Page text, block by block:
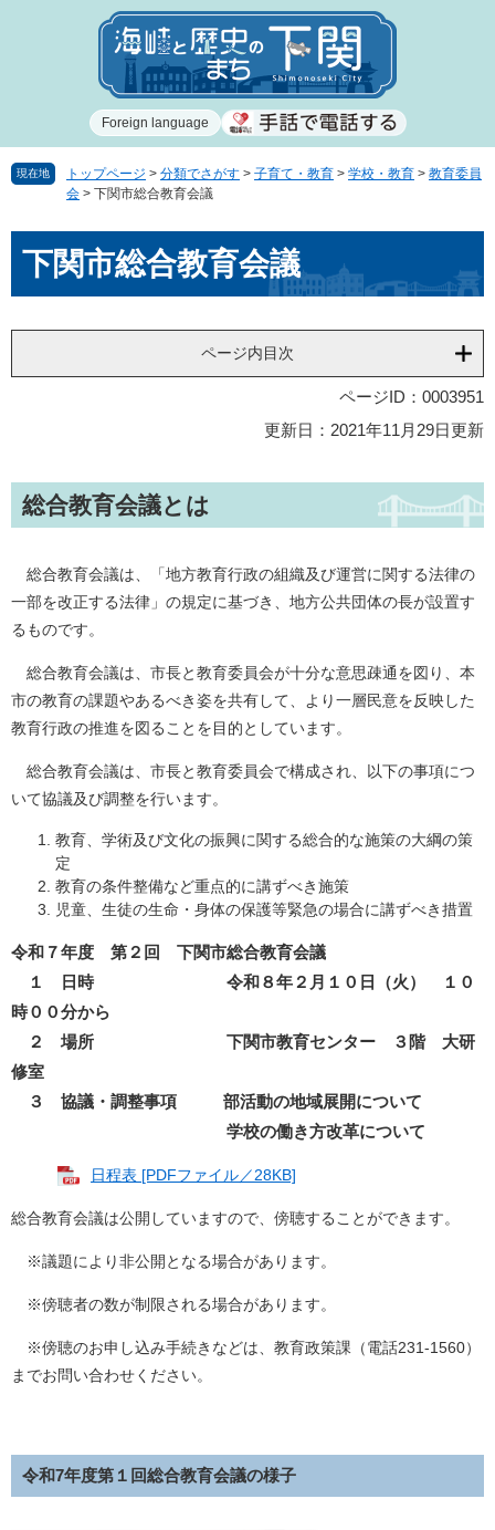
で
ば
Foreign language
現在地 トップページ > 分類でさがす > 子育て・教育 > 学校・教育 > 教育委員
会 > 下関市総合教育会議
下関市総合教育会議
ページ内目次
ページID：0003951
更新日：2021年11月29日更新
総合教育会議とは
総合教育会議は、「地方教育行政の組織及び運営に関する法律の
一部を改正する法律」の規定に基づき、地方公共団体の長が設置す
るものです。
総合教育会議は、市長と教育委員会が十分な意思疎通を図り、本
市の教育の課題やあるべき姿を共有して、より一層民意を反映した
教育行政の推進を図ることを目的としています。
総合教育会議は、市長と教育委員会で構成され、以下の事項につ
いて協議及び調整を行います。
教育、学術及び文化の振興に関する総合的な施策の大綱の策
定
教育の条件整備など重点的に講ずべき施策
児童、生徒の生命・身体の保護等緊急の場合に講ずべき措置
令和７年度 第２回 下関市総合教育会議
１ 日時 令和８年２月１０日（火） １０
時００分から
２ 場所 下関市教育センター ３階 大研
修室
３ 協議・調整事項 部活動の地域展開について
学校の働き方改革について
日程表 [PDFファイル／28KB]
総合教育会議は公開していますので、傍聴することができます。
※議題により非公開となる場合があります。
※傍聴者の数が制限される場合があります。
※傍聴のお申し込み手続きなどは、教育政策課（電話231-1560）
までお問い合わせください。
令和7年度第１回総合教育会議の様子